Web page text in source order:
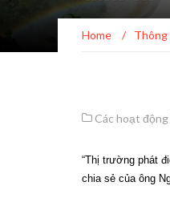
Home / Thông
Các hoạt động
“Thị trường phát
chia sẻ của ông